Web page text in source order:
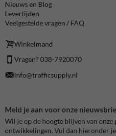
Nieuws en Blog
Levertijden
Veelgestelde vragen / FAQ
Winkelmand
Vragen? 038-7920070
info@trafficsupply.nl
Meld je aan voor onze
Wil je op de hoogte blijven van onze
ontwikkelingen. Vul dan hieronder